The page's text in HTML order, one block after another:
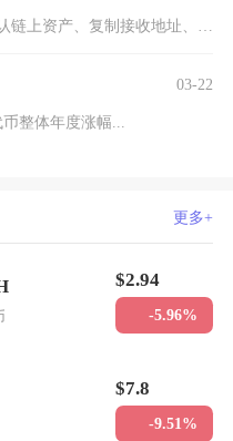
03-22
整体年度涨幅...
更多+
$2.94
-5.96%
$7.8
-9.51%